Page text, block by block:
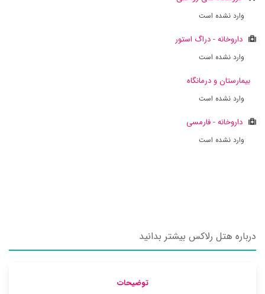
وارد نشده است
داروخانه - دراگ استور
وارد نشده است
بیمارستان و درمانگاه
وارد نشده است
داروخانه - فارمسی
وارد نشده است
درباره هتل رلاکس بیشتر بدانید
توضیحات